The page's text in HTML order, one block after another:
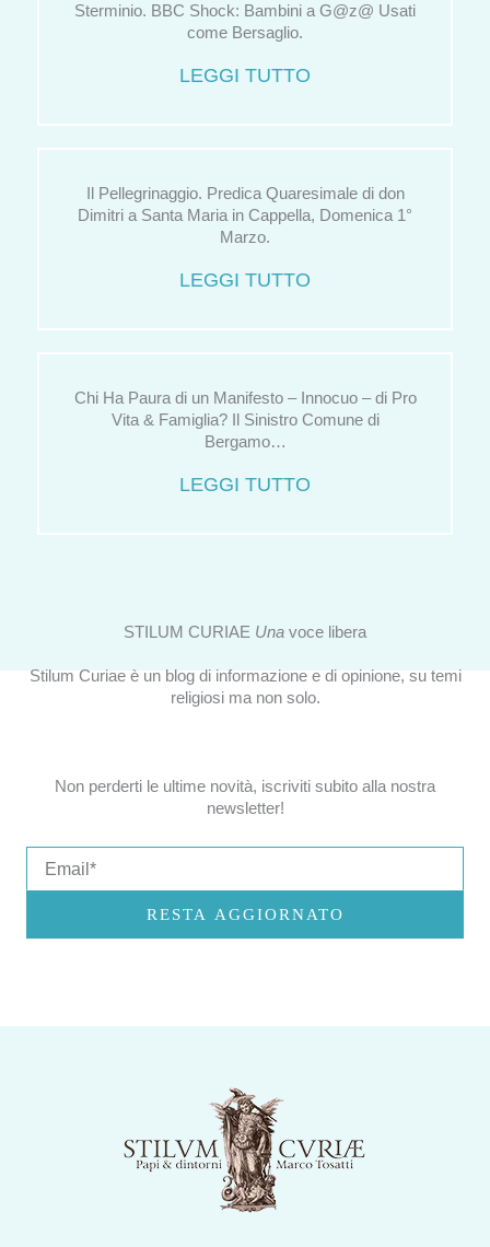
Sterminio. BBC Shock: Bambini a G@z@ Usati
come Bersaglio.
LEGGI TUTTO
Il Pellegrinaggio. Predica Quaresimale di don
Dimitri a Santa Maria in Cappella, Domenica 1°
Marzo.
LEGGI TUTTO
Chi Ha Paura di un Manifesto – Innocuo – di Pro
Vita & Famiglia? Il Sinistro Comune di
Bergamo…
LEGGI TUTTO
STILUM CURIAE Una voce libera
Stilum Curiae è un blog di informazione e di opinione, su temi
religiosi ma non solo.
Non perderti le ultime novità, iscriviti subito alla nostra
newsletter!
RESTA AGGIORNATO